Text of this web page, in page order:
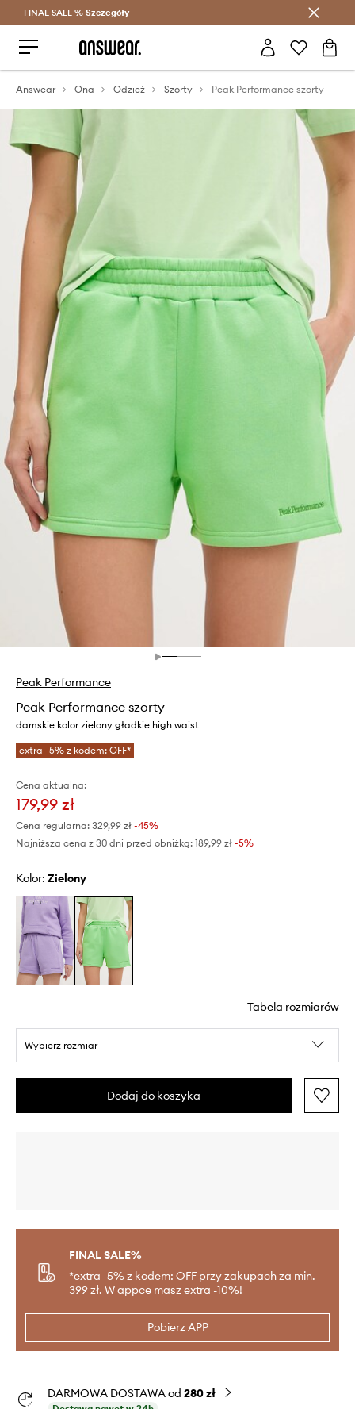
Oszczędzaj z Answear Club >
FINAL SALE % Szczegóły
Answear Ona Odzież Szorty Peak Performance szorty
Peak Performance
Peak Performance szorty
damskie kolor zielony gładkie high waist
extra -5% z kodem: OFF*
Cena aktualna:
179,99 zł
Cena regularna: 329,99 zł -45%
Najniższa cena z 30 dni przed obniżką: 189,99 zł -5%
Kolor: zielony
Tabela rozmiarów
Wybierz rozmiar
Dodaj do koszyka
FINAL SALE%
*extra -5% z kodem: OFF przy zakupach za min.
399 zł. W appce masz extra -10%!
Pobierz APP
DARMOWA DOSTAWA od 280 zł